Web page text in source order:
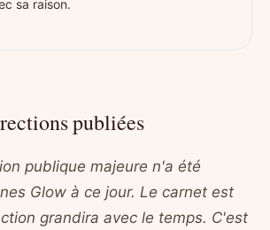
sa raison.
publiées
publique majeure n'a été
Glow à ce jour. Le carnet est
grandira avec le temps. C'est